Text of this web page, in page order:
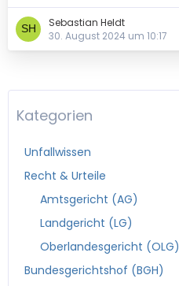
Sebastian Heldt
30. August 2024 um 10:17
Kategorien
Unfallwissen
Recht & Urteile
Amtsgericht (AG)
Landgericht (LG)
Oberlandesgericht (OLG)
Bundesgerichtshof (BGH)